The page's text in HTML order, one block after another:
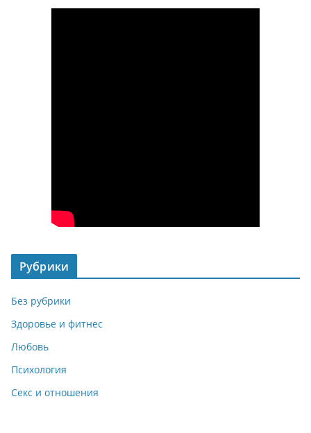
Рубрики
Без рубрики
Здоровье и фитнес
Любовь
Психология
Секс и отношения